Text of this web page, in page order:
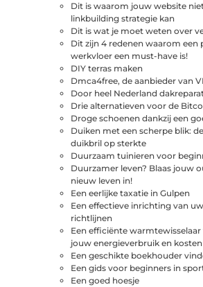
Dit is waarom jouw website
linkbuilding strategie kan
Dit is wat je moet weten over
Dit zijn 4 redenen waarom een
werkvloer een must-have is!
DIY terras maken
Dmca4free, de aanbieder van
Door heel Nederland
Drie alternatieven voor de
Droge schoenen dankzij een
Duiken met een scherpe blik:
duikbril op sterkte
Duurzaam tuinieren voor
Duurzamer leven? Blaas jouw
nieuw leven in!
Een eerlijke taxatie in Gulpen
Een effectieve inrichting van
richtlijnen
Een efficiënte
jouw energieverbruik en kosten
Een geschikte boekhouder
Een gids voor beginners in
Een goed hoesje